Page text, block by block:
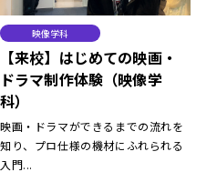
映像学科
【来校】はじめての映画・
ドラマ制作体験（映像学
科）
映画・ドラマができるまでの流れを
知り、プロ仕様の機材にふれられる
入門...